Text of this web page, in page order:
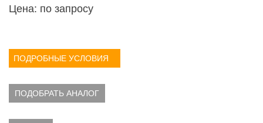
Цена: по запросу
ПОДРОБНЫЕ УСЛОВИЯ
ПОДОБРАТЬ АНАЛОГ